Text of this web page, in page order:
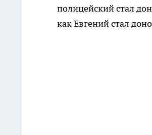
полицейский стал
как Евгений стал